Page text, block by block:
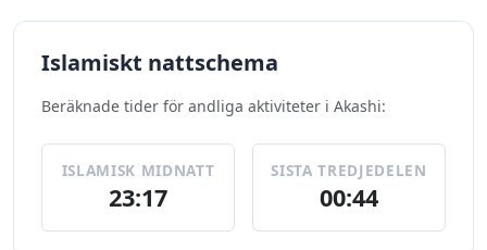
Islamiskt nattschema
Beräknade tider för andliga aktiviteter i Akashi:
ISLAMISK MIDNATT
23:17
SISTA TREDJEDELEN
00:44